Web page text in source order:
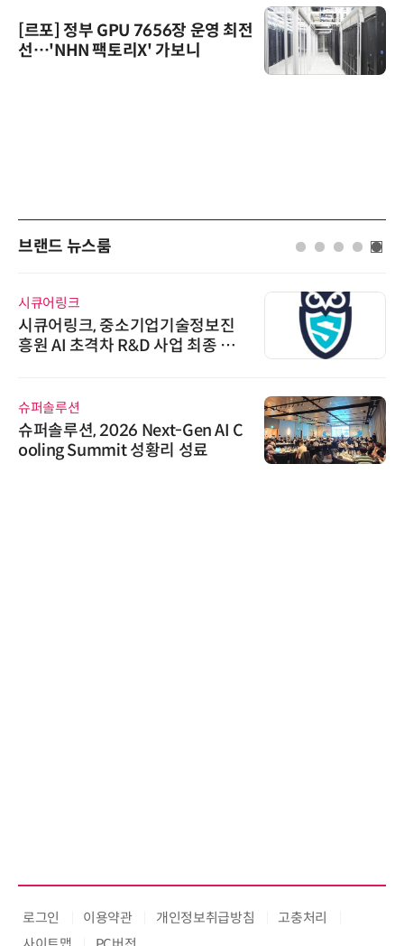
[르포] 정부 GPU 7656장 운영 최전
선…'NHN 팩토리X' 가보니
브랜드 뉴스룸
시큐어링크
시큐어링크, 중소기업기술정보진
흥원 AI 초격차 R&D 사업 최종 선
슈퍼솔루션
슈퍼솔루션, 2026 Next-Gen AI C
ooling Summit 성황리 성료
로그인 이용약관 개인정보취급방침
고충처리